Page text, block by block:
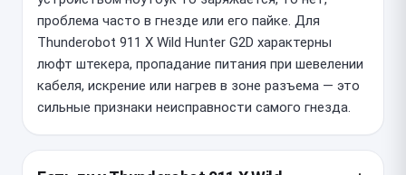
проблема часто в гнезде или его пайке. Для
Thunderobot 911 X Wild Hunter G2D характерны
люфт штекера, пропадание питания при шевелении
кабеля, искрение или нагрев в зоне разъема — это
сильные признаки неисправности самого гнезда.